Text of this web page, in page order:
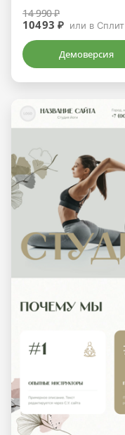
14 990 ₽
10493 ₽ или в Сплит
Демоверсия